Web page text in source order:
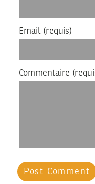
Email (requis)
Commentaire